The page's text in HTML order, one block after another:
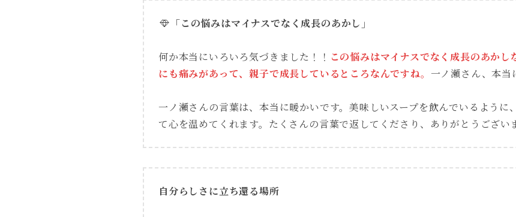
「この悩みはマイナスでなく成長のあかし」
何か本当にいろいろ気づきました！！ この悩みはマイナスでなく成長のあか
にも痛みがあって、親子で成長しているところなんですね。 一ノ瀬さん、本
一ノ瀬さんの言葉は、本当に暖かいです。美味しいスープを飲んでいるように
て心を温めてくれます。たくさんの言葉で返してくださり、ありがとうござい
自分らしさに立ち還る場所